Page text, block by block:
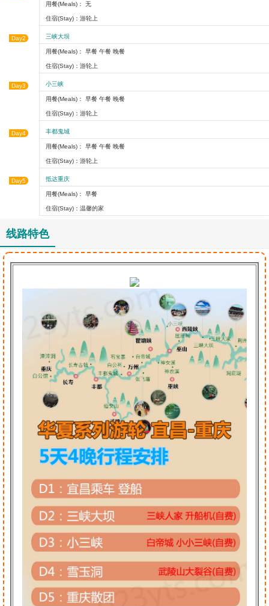
用餐(Meals)： 无
住宿(Stay)：游轮上
Day2 三峡大坝
用餐(Meals)： 早餐 午餐 晚餐
住宿(Stay)：游轮上
Day3 小三峡
用餐(Meals)： 早餐 午餐 晚餐
住宿(Stay)：游轮上
Day4 丰都鬼城
用餐(Meals)： 早餐 午餐 晚餐
住宿(Stay)：游轮上
Day5 抵达重庆
用餐(Meals)： 早餐
住宿(Stay)：温馨的家
线路特色